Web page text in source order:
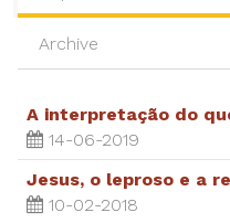
Archive
A interpretação do
14-06-2019
Jesus, o leproso e a
10-02-2018